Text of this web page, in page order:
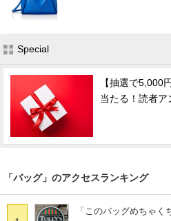
Special
【抽選で5,000
当たる！読者ア
「バッグ」のアクセスランキング
「このバッグめちゃ